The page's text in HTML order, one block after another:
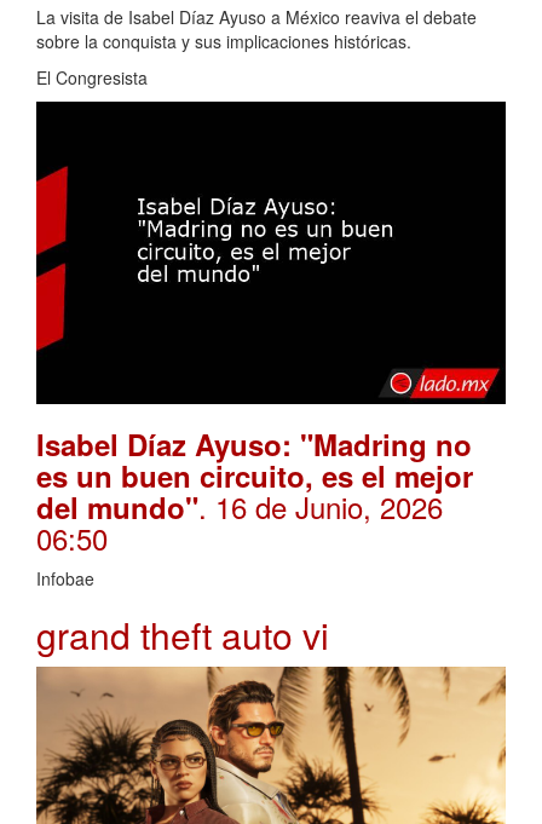
La visita de Isabel Díaz Ayuso a México reaviva el debate
sobre la conquista y sus implicaciones históricas.
El Congresista
Isabel Díaz Ayuso: "Madring no
es un buen circuito, es el mejor
del mundo". 16 de Junio, 2026
06:50
Infobae
grand theft auto vi